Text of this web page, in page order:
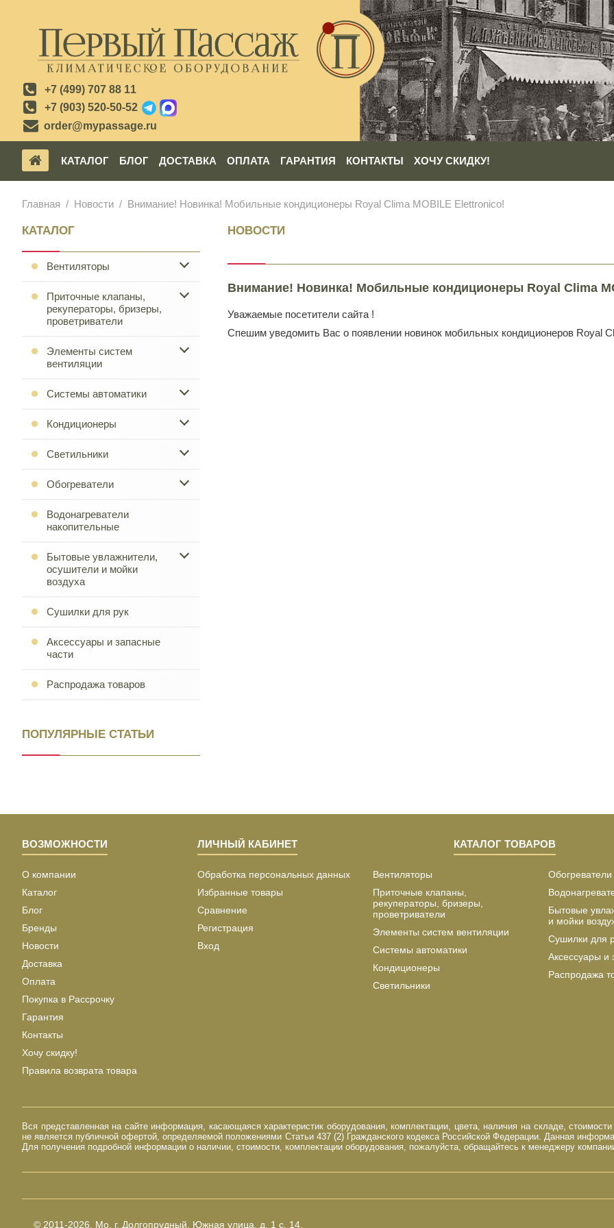
+7 (499) 707 88 11
+7 (903) 520-50-52
order@mypassage.ru
КАТАЛОГ БЛОГ ДОСТАВКА ОПЛАТА ГАРАНТИЯ КОНТАКТЫ ХОЧУ СКИДКУ!
Главная Новости Внимание! Новинка! Мобильные кондиционеры Royal Clima MOBILE Elettronico!
КАТАЛОГ
Вентиляторы
Приточные клапаны,
рекуператоры, бризеры,
проветриватели
Элементы систем
вентиляции
Системы автоматики
Кондиционеры
Светильники
Обогреватели
Водонагреватели
накопительные
Бытовые увлажнители,
осушители и мойки
воздуха
Сушилки для рук
Аксессуары и запасные
части
Распродажа товаров
ПОПУЛЯРНЫЕ СТАТЬИ
НОВОСТИ
Внимание! Новинка! Мобильные кондиционеры Royal Clima
Уважаемые посетители сайта !
Спешим уведомить Вас о появлении новинок мобильных кондиционеров Royal
ВОЗМОЖНОСТИ
О компании
Каталог
Блог
Бренды
Новости
Доставка
Оплата
Покупка в Рассрочку
Гарантия
Контакты
Хочу скидку!
Правила возврата товара
ЛИЧНЫЙ КАБИНЕТ
Обработка персональных данных
Избранные товары
Сравнение
Регистрация
Вход
КАТАЛОГ ТОВАРОВ
Вентиляторы
Приточные клапаны,
рекуператоры, бризеры,
проветриватели
Элементы систем вентиляции
Системы автоматики
Кондиционеры
Светильники
Обогреватели
Бытовые
и мойки
Сушилки для
Аксессуары и
Распродажа
Вся представленная на сайте информация, касающаяся характеристик оборудования, комплектации, цвета, наличия на складе,
не является публичной офертой, определяемой положениями Статьи 437 (2) Гражданского кодекса Российской Федерации. Данная
Для получения подробной информации о наличии, стоимости, комплектации оборудования, пожалуйста, обращайтесь к менеджеру
© 2011-2026. Мо, г. Долгопрудный, Южная улица, д. 1 с. 14.